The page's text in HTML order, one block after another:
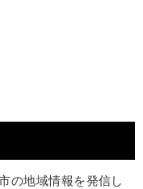
の地域情報を発信し